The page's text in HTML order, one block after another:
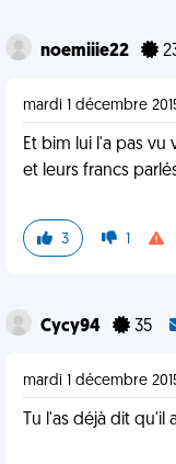
noemiiie22
mardi 1 décembre
Et bim lui l'a pas vu
et leurs francs
3 1
Cycy94 35
mardi 1 décembre
Tu l'as déjà dit